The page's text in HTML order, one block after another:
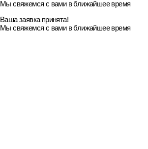
Мы свяжемся с вами в ближайшее время
Ваша заявка принята!
Мы свяжемся с вами в ближайшее время